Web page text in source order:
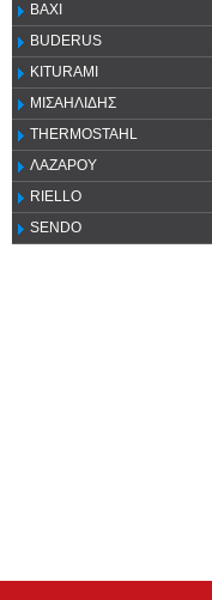
ΒΑΧΙ
BUDERUS
KITURAMI
ΜΙΣΑΗΛΙΔΗΣ
THERMOSTAHL
ΛΑΖΑΡΟΥ
RIELLO
SENDO